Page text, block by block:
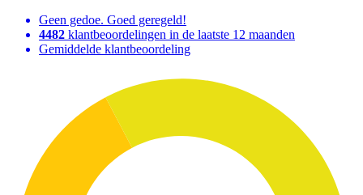
Geen gedoe. Goed geregeld!
4482 klantbeoordelingen in de laatste 12 maanden
Gemiddelde klantbeoordeling